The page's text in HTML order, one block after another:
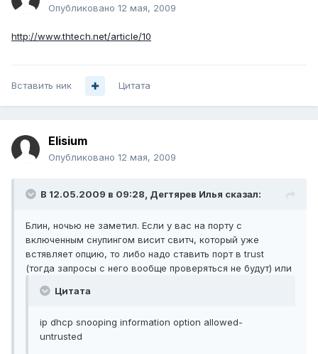
Опубликовано 12 мая, 2009
http://www.thtech.net/article/10
Вставить ник Цитата
Elisium
Опубликовано 12 мая, 2009
В 12.05.2009 в 09:28, Дегтярев Илья сказал:
Блин, ночью не заметил. Если у вас на порту с
включенным снупингом висит свитч, который уже
встявляет опцию, то либо надо ставить порт в trust
(тогда запросы с него вообще проверяться не будут) или
Цитата
ip dhcp snooping information option allowed-
untrusted